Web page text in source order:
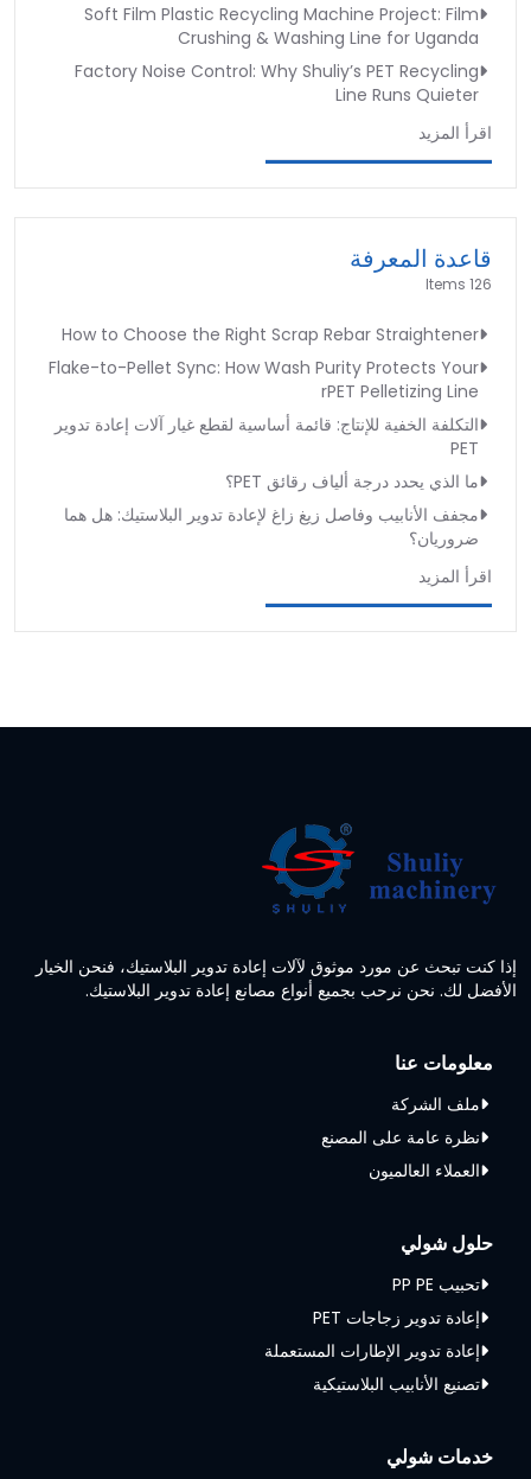
Soft Film Plastic Recycling Machine Project: Film
Crushing & Washing Line for Uganda
Factory Noise Control: Why Shuliy’s PET Recycling
Line Runs Quieter
اقرأ المزيد
قاعدة المعرفة
126 Items
How to Choose the Right Scrap Rebar Straightener
Flake-to-Pellet Sync: How Wash Purity Protects Your
rPET Pelletizing Line
التكلفة الخفية للإنتاج: قائمة أساسية لقطع غيار آلات إعادة تدوير
PET
ما الذي يحدد درجة ألياف رقائق PET؟
مجفف الأنابيب وفاصل زيغ زاغ لإعادة تدوير البلاستيك: هل هما
ضروريان؟
اقرأ المزيد
إذا كنت تبحث عن مورد موثوق لآلات إعادة تدوير البلاستيك، فنحن الخيار
الأفضل لك. نحن نرحب بجميع أنواع مصانع إعادة تدوير البلاستيك.
معلومات عنا
ملف الشركة
نظرة عامة على المصنع
العملاء العالميون
حلول شولي
تحبيب PP PE
إعادة تدوير زجاجات PET
إعادة تدوير الإطارات المستعملة
تصنيع الأنابيب البلاستيكية
خدمات شولي